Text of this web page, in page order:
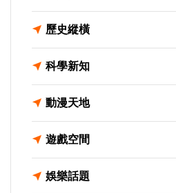
歷史縱橫
科學新知
動漫天地
遊戲空間
娛樂話題